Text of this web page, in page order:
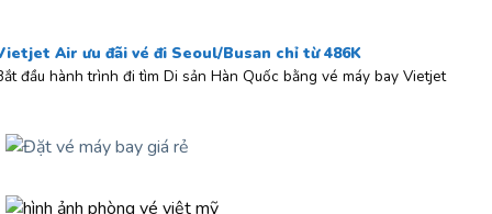
Air ưu đãi vé đi Seoul/Busan chỉ từ 486K
đầu hành trình đi tìm Di sản Hàn Quốc bằng vé máy bay Vietjet